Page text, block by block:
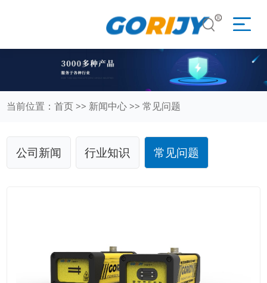
当前位置：首页>>新闻中心>>常见问题
公司新闻 行业知识 常见问题